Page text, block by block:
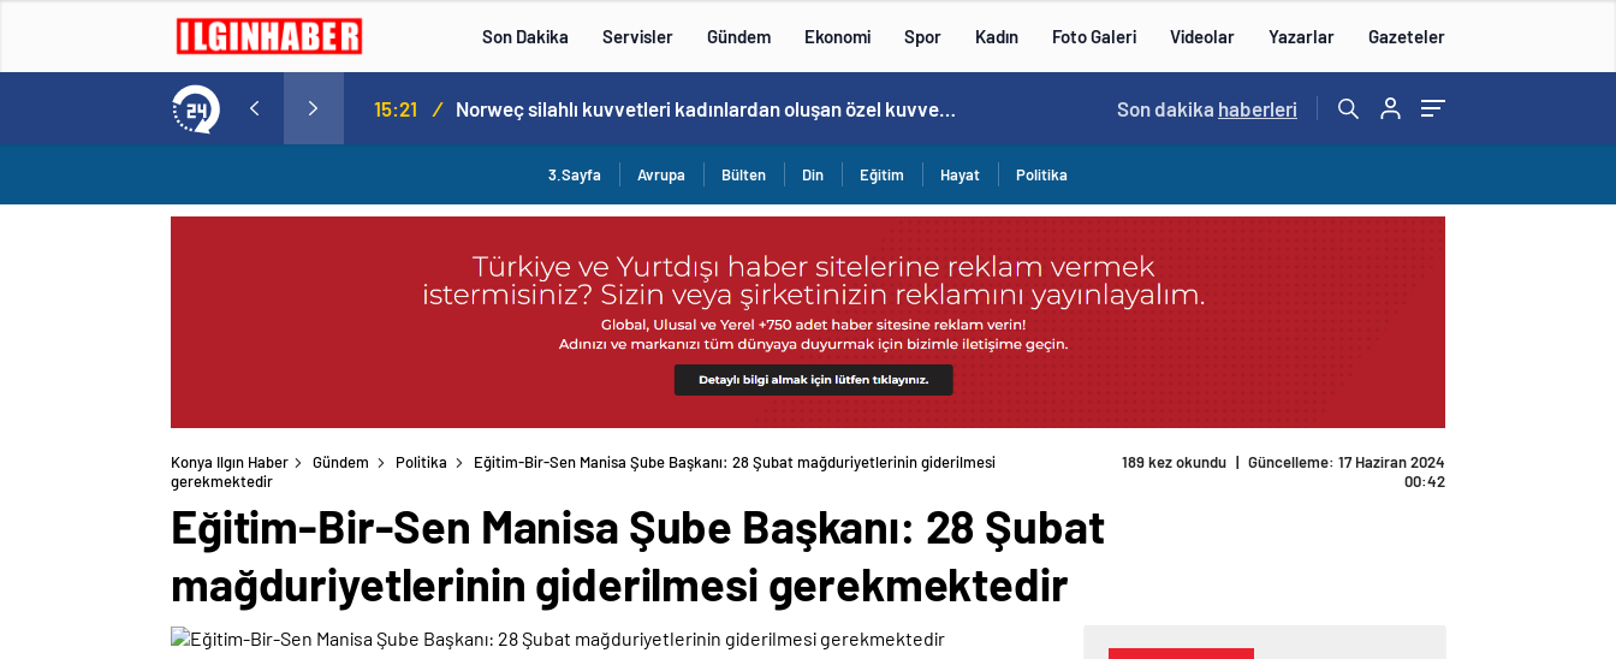
Son Dakika Servisler Gündem Ekonomi Spor Kadın Foto Galeri Videolar Yazarlar Gazeteler
Norweç silahlı kuvvetleri kadınlardan oluşan özel kuvvetler eğitimlerini başlattı. 15:20 / Cristiano Ronaldo’nun akıllara zarar tüm kariyerinin istatistiğini çıkardık ! 14:57 /
Son dakika haberleri
3.Sayfa Avrupa Bülten Din Eğitim Hayat Politika
Konya Ilgın Haber Gündem Politika
Eğitim-Bir-Sen Manisa Şube Başkanı: 28 Şubat mağduriyetlerinin giderilmesi
gerekmektedir
189 kez okundu | Güncelleme: 17 Haziran 2024
00:42
Eğitim-Bir-Sen Manisa Şube Başkanı: 28 Şubat
mağduriyetlerinin giderilmesi gerekmektedir